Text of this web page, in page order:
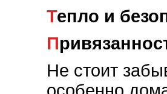
Тепло и
Не стоит